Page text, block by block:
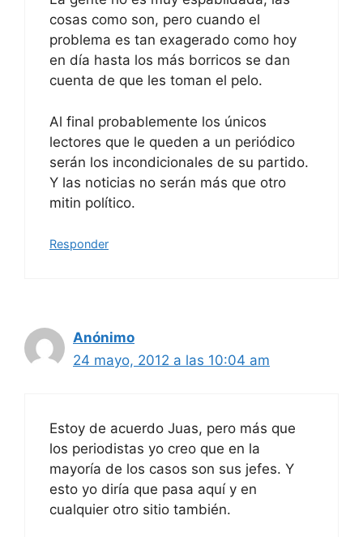
cosas como son, pero cuando el
problema es tan exagerado como hoy
en día hasta los más borricos se dan
cuenta de que les toman el pelo.
Al final probablemente los únicos
lectores que le queden a un periódico
serán los incondicionales de su partido.
Y las noticias no serán más que otro
mitin político.
Responder
Anónimo
24 mayo, 2012 a las 10:04 am
Estoy de acuerdo Juas, pero más que
los periodistas yo creo que en la
mayoría de los casos son sus jefes. Y
esto yo diría que pasa aquí y en
cualquier otro sitio también.